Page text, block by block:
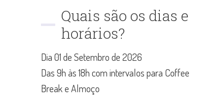
Quais são os dias e
horários?
Dia 01 de Setembro de 2026
Das 9h às 18h com intervalos para Coffee
Break e Almoço